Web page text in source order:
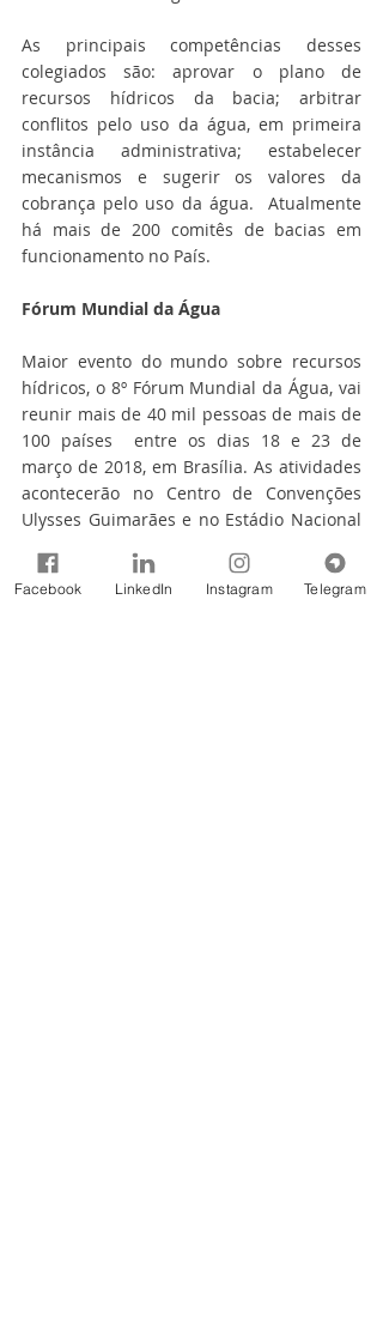
As principais competências desses
colegiados são: aprovar o plano de
recursos hídricos da bacia; arbitrar
conflitos pelo uso da água, em primeira
instância administrativa; estabelecer
mecanismos e sugerir os valores da
cobrança pelo uso da água.  Atualmente
há mais de 200 comitês de bacias em
funcionamento no País.
Fórum Mundial da Água
Maior evento do mundo sobre recursos
hídricos, o 8º Fórum Mundial da Água, vai
reunir mais de 40 mil pessoas de mais de
100 países  entre os dias 18 e 23 de
março de 2018, em Brasília. As atividades
acontecerão no Centro de Convenções
Ulysses Guimarães e no Estádio Nacional
Fórum já estão abertas.
Facebook LinkedIn Instagram Telegram